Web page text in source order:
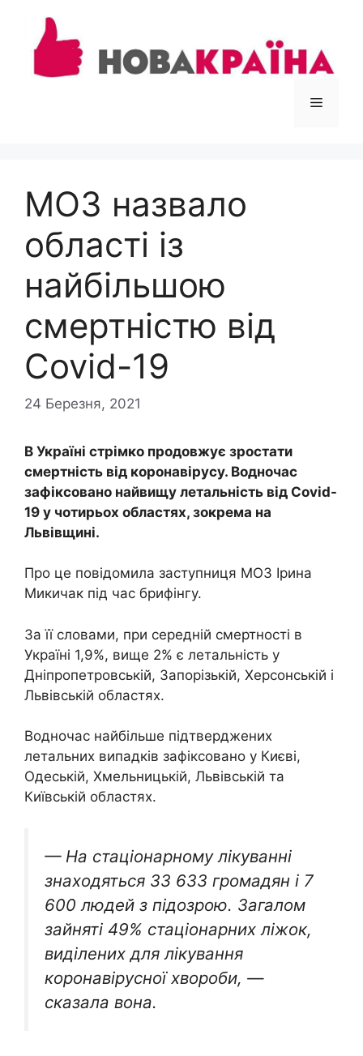
вмісту
Меню
МОЗ назвало
області із
найбільшою
смертністю від
Covid-19
24 Березня, 2021
В Україні стрімко продовжує зростати
смертність від коронавірусу. Водночас
зафіксовано найвищу летальність від Covid-
19 у чотирьох областях, зокрема на
Львівщині.
Про це повідомила заступниця МОЗ Ірина
Микичак під час брифінгу.
За її словами, при середній смертності в
Україні 1,9%, вище 2% є летальність у
Дніпропетровській, Запорізькій, Херсонській і
Львівській областях.
Водночас найбільше підтверджених
летальних випадків зафіксовано у Києві,
Одеській, Хмельницькій, Львівській та
Київській областях.
— На стаціонарному лікуванні
знаходяться 33 633 громадян і 7
600 людей з підозрою. Загалом
зайняті 49% стаціонарних ліжок,
виділених для лікування
коронавірусної хвороби, —
сказала вона.